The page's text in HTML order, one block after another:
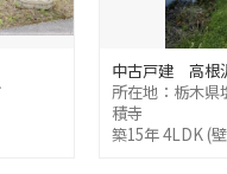
中古戸建 高根
所在地：栃木県
積寺
築15年 4LDK (